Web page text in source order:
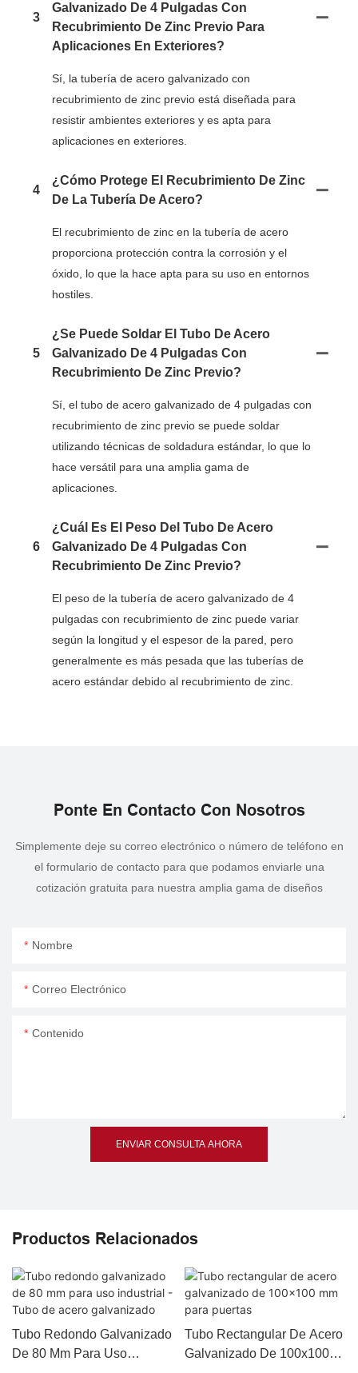
3
Galvanizado De 4 Pulgadas Con
Recubrimiento De Zinc Previo Para
Aplicaciones En Exteriores?
Sí, la tubería de acero galvanizado con
recubrimiento de zinc previo está diseñada para
resistir ambientes exteriores y es apta para
aplicaciones en exteriores.
4
¿Cómo Protege El Recubrimiento De Zinc
De La Tubería De Acero?
El recubrimiento de zinc en la tubería de acero
proporciona protección contra la corrosión y el
óxido, lo que la hace apta para su uso en entornos
hostiles.
5
¿Se Puede Soldar El Tubo De Acero
Galvanizado De 4 Pulgadas Con
Recubrimiento De Zinc Previo?
Sí, el tubo de acero galvanizado de 4 pulgadas con
recubrimiento de zinc previo se puede soldar
utilizando técnicas de soldadura estándar, lo que lo
hace versátil para una amplia gama de
aplicaciones.
6
¿Cuál Es El Peso Del Tubo De Acero
Galvanizado De 4 Pulgadas Con
Recubrimiento De Zinc Previo?
El peso de la tubería de acero galvanizado de 4
pulgadas con recubrimiento de zinc puede variar
según la longitud y el espesor de la pared, pero
generalmente es más pesada que las tuberías de
acero estándar debido al recubrimiento de zinc.
Ponte En Contacto Con Nosotros
Simplemente deje su correo electrónico o número de teléfono en
el formulario de contacto para que podamos enviarle una
cotización gratuita para nuestra amplia gama de diseños
Nombre
Correo Electrónico
Contenido
ENVIAR CONSULTA AHORA
Productos Relacionados
Tubo Redondo Galvanizado
De 80 Mm Para Uso
Tubo Rectangular De Acero
Galvanizado De 100x100